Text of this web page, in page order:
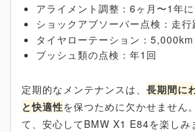
アライメント調整：6ヶ月〜1年
ショックアブソーバー点検：走
タイヤローテーション：5,000km
ブッシュ類の点検：年1回
定期的なメンテナンスは、 長期間に
と快適性を保つために欠かせません
て、安心してBMW X1 E84を楽しみ